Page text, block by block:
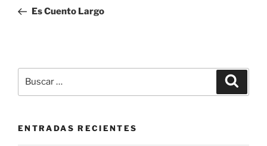
entradas
anterior:
Es Cuento Largo
por:
ENTRADAS RECIENTES